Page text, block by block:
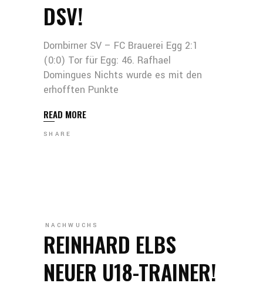
DSV!
Dornbirner SV – FC Brauerei Egg 2:1
(0:0) Tor für Egg: 46. Rafhael
Domingues Nichts wurde es mit den
erhofften Punkte
READ MORE
SHARE
NACHWUCHS
REINHARD ELBS
NEUER U18-TRAINER!